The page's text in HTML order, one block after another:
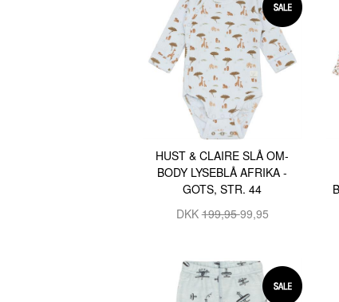
HUST & CLAIRE SLÅ OM-
BODY LYSEBLÅ AFRIKA -
GOTS, STR. 44
DKK199,9599,95